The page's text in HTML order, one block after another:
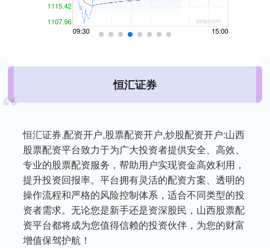
恒汇证券
恒汇证券,配资开户,股票配资开户,炒股配资开户:山西
股票配资平台致力于为广大投资者提供安全、高效、
专业的股票配资服务，帮助用户实现资金高效利用，
提升投资回报率。平台拥有灵活的配资方案、透明的
操作流程和严格的风险控制体系，适合不同类型的投
资者需求。无论您是新手还是资深股民，山西股票配
资平台都将成为您值得信赖的投资伙伴，为您的财富
增值保驾护航！